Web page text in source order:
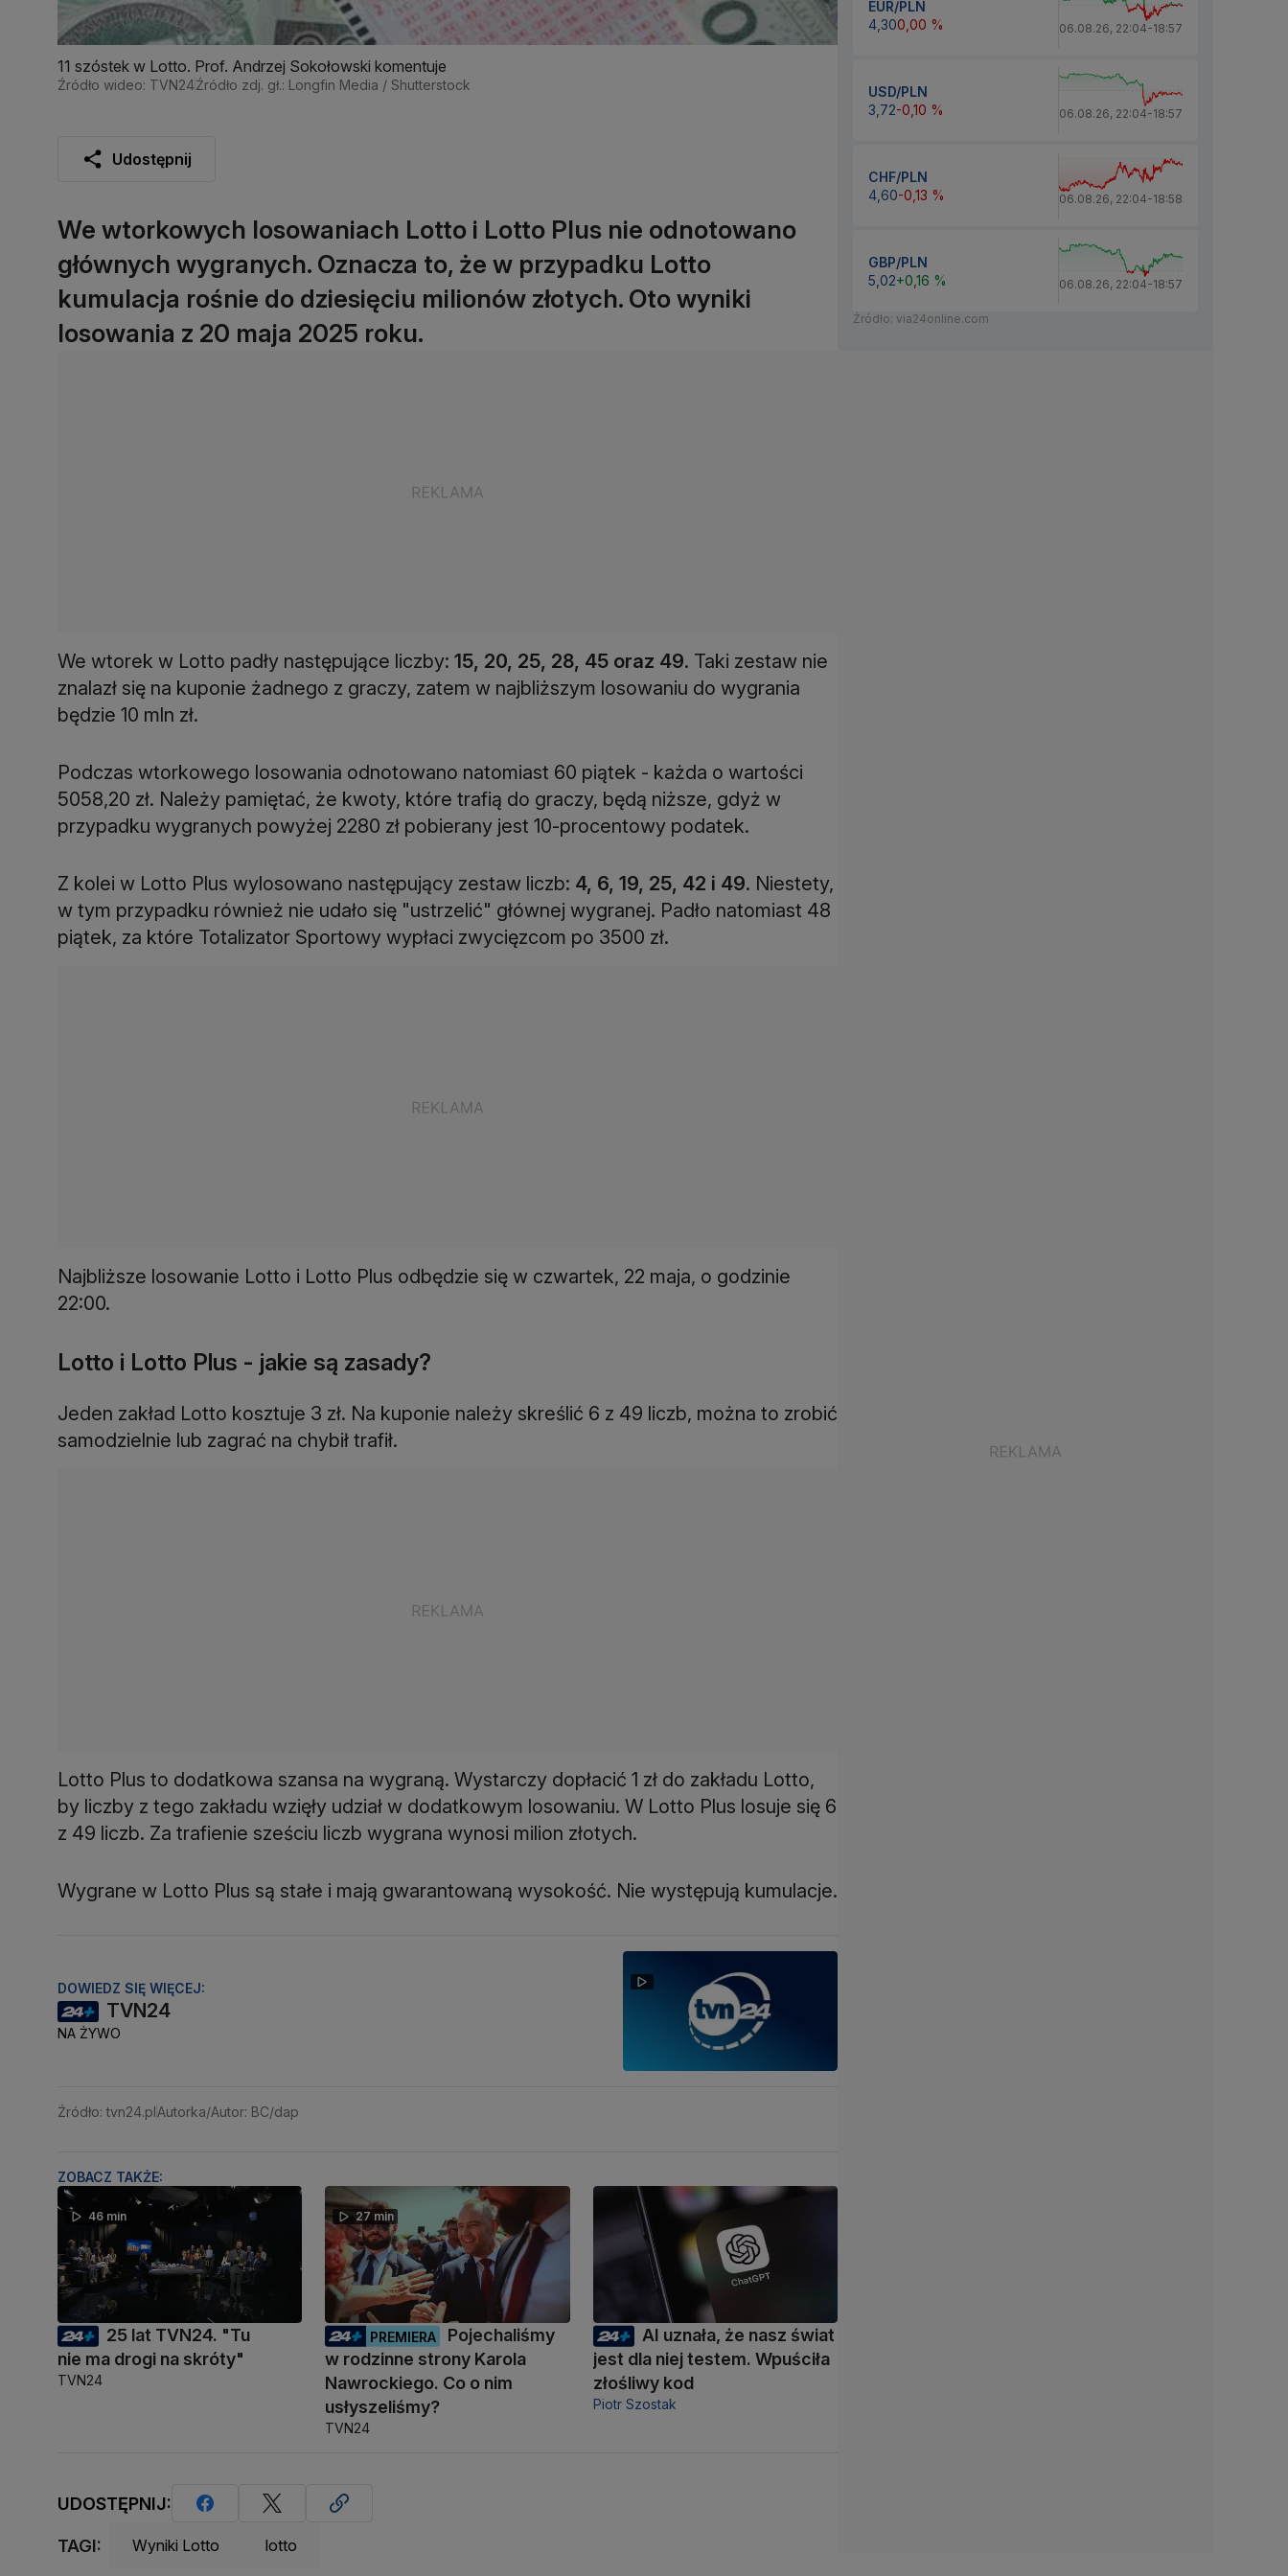
11 szóstek w Lotto. Prof. Andrzej Sokołowski komentuje
Źródło wideo: TVN24Źródło zdj. gł.: Longfin Media / Shutterstock
Udostępnij
We wtorkowych losowaniach Lotto i Lotto Plus nie odnotowano
głównych wygranych. Oznacza to, że w przypadku Lotto
kumulacja rośnie do dziesięciu milionów złotych. Oto wyniki
losowania z 20 maja 2025 roku.
We wtorek w Lotto padły następujące liczby: 15, 20, 25, 28, 45 oraz 49. Taki zestaw nie
znalazł się na kuponie żadnego z graczy, zatem w najbliższym losowaniu do wygrania
będzie 10 mln zł.
Podczas wtorkowego losowania odnotowano natomiast 60 piątek - każda o wartości
5058,20 zł. Należy pamiętać, że kwoty, które trafią do graczy, będą niższe, gdyż w
przypadku wygranych powyżej 2280 zł pobierany jest 10-procentowy podatek.
Z kolei w Lotto Plus wylosowano następujący zestaw liczb: 4, 6, 19, 25, 42 i 49. Niestety,
w tym przypadku również nie udało się "ustrzelić" głównej wygranej. Padło natomiast 48
piątek, za które Totalizator Sportowy wypłaci zwycięzcom po 3500 zł.
Najbliższe losowanie Lotto i Lotto Plus odbędzie się w czwartek, 22 maja, o godzinie
Lotto i Lotto Plus - jakie są zasady?
Jeden zakład Lotto kosztuje 3 zł. Na kuponie należy skreślić 6 z 49 liczb, można to zrobić
samodzielnie lub zagrać na chybił trafił.
Lotto Plus to dodatkowa szansa na wygraną. Wystarczy dopłacić 1 zł do zakładu Lotto,
by liczby z tego zakładu wzięły udział w dodatkowym losowaniu. W Lotto Plus losuje się 6
Wygrane w Lotto Plus są stałe i mają gwarantowaną wysokość. Nie występują kumulacje.
DOWIEDZ SIĘ WIĘCEJ:
TVN24
NA ŻYWO
Źródło: tvn24.plAutorka/Autor: BC/dap
ZOBACZ TAKŻE:
46 min
25 lat TVN24. "Tu
nie ma drogi na skróty"
TVN24
27 min
PREMIERA
Pojechaliśmy
w rodzinne strony Karola
Nawrockiego. Co o nim
usłyszeliśmy?
TVN24
AI uznała, że nasz świat
jest dla niej testem. Wpuściła
złośliwy kod
Piotr Szostak
UDOSTĘPNIJ:
TAGI: Wyniki Lotto lotto
EUR/PLN
4,300,00 % 06.08.26, 22:04-18:57
USD/PLN
3,72-0,10 % 06.08.26, 22:04-18:57
CHF/PLN
4,60-0,13 % 06.08.26, 22:04-18:58
GBP/PLN
5,02+0,16 % 06.08.26, 22:04-18:57
Źródło: via24online.com